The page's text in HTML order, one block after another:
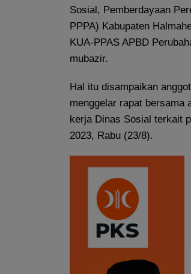
Sosial, Pemberdayaan
PPPA) Kabupaten
KUA-PPAS APBD
mubazir.
Hal itu disampaikan
menggelar rapat bersama
kerja Dinas Sosial terkait
2023, Rabu (23/8).